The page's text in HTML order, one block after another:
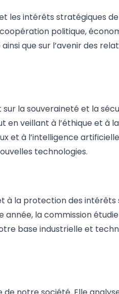
les intérêts stratégiques de
politique,
que sur l’avenir des
la souveraineté et la
en veillant à l’éthique et à
et à l’intelligence
technologies.
à la protection des
la commission
base industrielle et